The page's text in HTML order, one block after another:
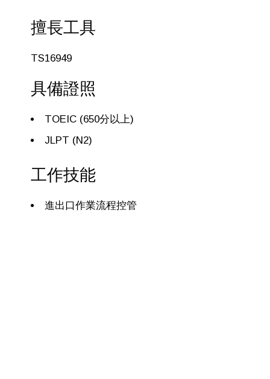
擅長工具
TS16949
具備證照
TOEIC (650分以上)
JLPT (N2)
工作技能
進出口作業流程控管